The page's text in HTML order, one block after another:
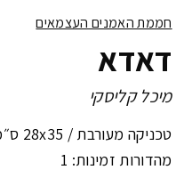
חממת האמנים העצמאים
דאדא
מיכל קליסקי
טכניקה מעורבת / 28x35 ס״מ
מהדורות זמינות: 1